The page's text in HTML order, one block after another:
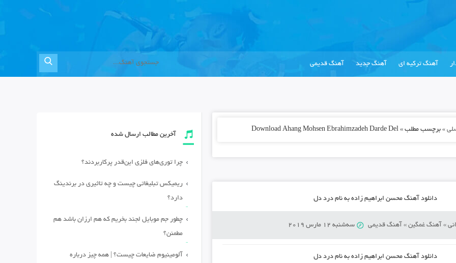
آهنگ ترکیه ای آهنگ جدید آهنگ قدیمی
» برچسب مطلب » Download Ahang Mohsen Ebrahimzadeh Darde Del
دانلود آهنگ محسن ابراهیم زاده به نام درد دل
» آهنگ غمگین» آهنگ قدیمی سه‌شنبه 12 مارس 2019
دانلود آهنگ محسن ابراهیم زاده به نام درد دل
آخرین مطالب ارسال شده
چرا توری‌های فلزی این‌قدر پرکاربردند؟
ریمیکس تبلیغاتی چیست و چه تاثیری در برندینگ
دارد؟
چطور جم موبایل لجند بخریم که هم ارزان باشد هم
مطمئن؟
آلومینیوم ضایعات چیست؟ | همه چیز درباره